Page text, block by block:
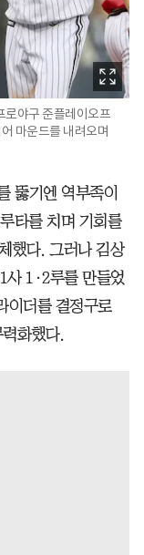
로야구 준플레이오프
마운드를 내려오며
뚫기엔 역부족이
타를 치며 기회를
했다. 그러나 김상
사 1·2루를 만들었
이더를 결정구로
화했다.